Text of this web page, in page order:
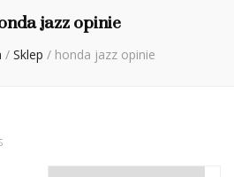
jazz opinie
/ Sklep / honda jazz opinie